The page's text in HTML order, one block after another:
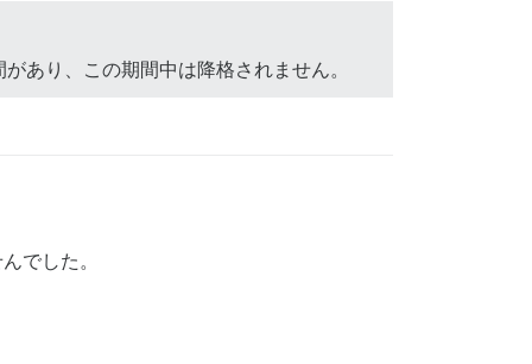
あり、この期間中は降格されません。
でした。